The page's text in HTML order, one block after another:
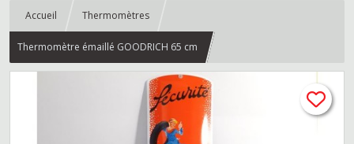
Accueil Thermomètres
Thermomètre émaillé GOODRICH 65 cm